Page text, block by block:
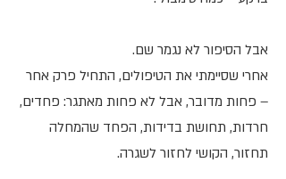
אבל הסיפור לא נגמר שם.
אחרי שסיימתי את הטיפולים, התחיל פרק אחר
– פחות מדובר, אבל לא פחות מאתגר: פחדים,
חרדות, תחושת בדידות, הפחד שהמחלה
תחזור, הקושי לחזור לשגרה.